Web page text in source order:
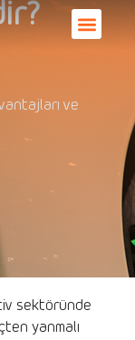
ve
sektöründe
yanmalı